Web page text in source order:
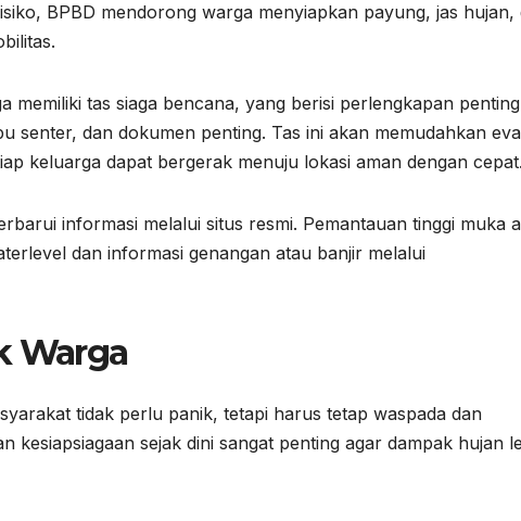
BPBD mendorong warga menyiapkan payung, jas hujan,
memiliki tas siaga bencana, yang berisi perlengkapan penting
senter, dan dokumen penting. Tas ini akan memudahkan
keluarga dapat bergerak menuju lokasi aman dengan cepat.
informasi melalui situs resmi. Pemantauan tinggi muka
dan informasi genangan atau banjir melalui
Warga
tidak perlu panik, tetapi harus tetap waspada dan
kesiapsiagaan sejak dini sangat penting agar dampak hujan